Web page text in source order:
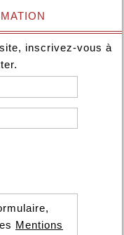
inscrivez-vous à
Mentions